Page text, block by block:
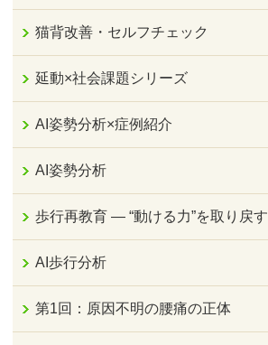
猫背改善・セルフチェック
延動×社会課題シリーズ
AI姿勢分析×症例紹介
AI姿勢分析
歩行再教育 ― “動ける力”を取り戻す
AI歩行分析
第1回：原因不明の腰痛の正体